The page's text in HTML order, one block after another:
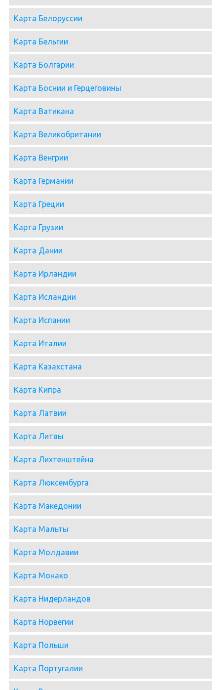
Карта Белоруссии
Карта Бельгии
Карта Болгарии
Карта Боснии и Герцеговины
Карта Ватикана
Карта Великобритании
Карта Венгрии
Карта Германии
Карта Греции
Карта Грузии
Карта Дании
Карта Ирландии
Карта Исландии
Карта Испании
Карта Италии
Карта Казахстана
Карта Кипра
Карта Латвии
Карта Литвы
Карта Лихтенштейна
Карта Люксембурга
Карта Македонии
Карта Мальты
Карта Молдавии
Карта Монако
Карта Нидерландов
Карта Норвегии
Карта Польши
Карта Португалии